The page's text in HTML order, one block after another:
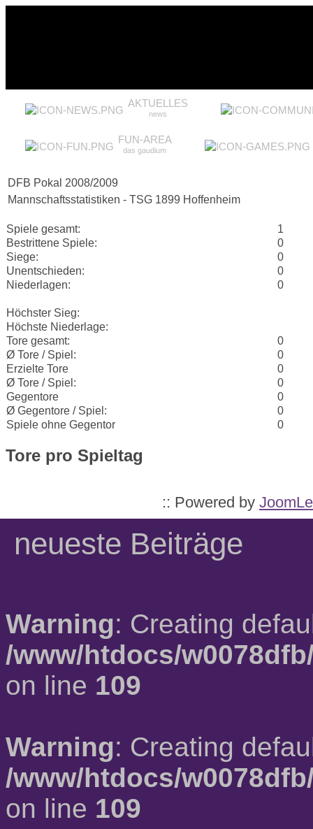
AKTUELLES
news
FUN-AREA
das gaudium
DFB Pokal 2008/2009
Mannschaftsstatistiken - TSG 1899 Hoffenheim
Spiele gesamt:
1
Bestrittene Spiele:
0
Siege:
0
Unentschieden:
0
Niederlagen:
0
Höchster Sieg:
Höchste Niederlage:
Tore gesamt:
0
Ø Tore / Spiel:
0
Erzielte Tore
0
Ø Tore / Spiel:
0
Gegentore
0
Ø Gegentore / Spiel:
0
Spiele ohne Gegentor
0
Tore pro Spieltag
:: Powered by
neueste Beiträge
Warning: Creating
/www/htdocs/
on line 109
Warning: Creating
/www/htdocs/
on line 109